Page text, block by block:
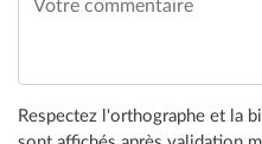
Respectez l'orthographe et la